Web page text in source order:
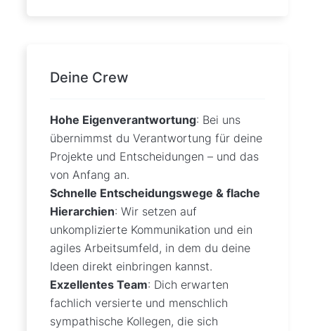
Deine Crew
Hohe Eigenverantwortung: Bei uns
übernimmst du Verantwortung für deine
Projekte und Entscheidungen – und das
von Anfang an.
Schnelle Entscheidungswege & flache
Hierarchien: Wir setzen auf
unkomplizierte Kommunikation und ein
agiles Arbeitsumfeld, in dem du deine
Ideen direkt einbringen kannst.
Exzellentes Team: Dich erwarten
fachlich versierte und menschlich
sympathische Kollegen, die sich